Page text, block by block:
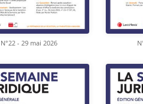
N°22 - 29 mai 2026